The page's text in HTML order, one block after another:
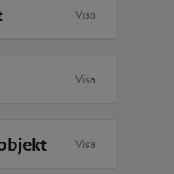
Visa
Visa
Visa